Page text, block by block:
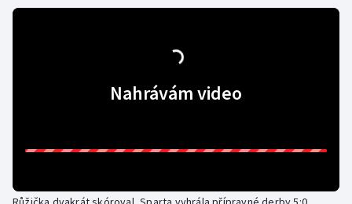
Rychlostní kanoistikaNahrávám video